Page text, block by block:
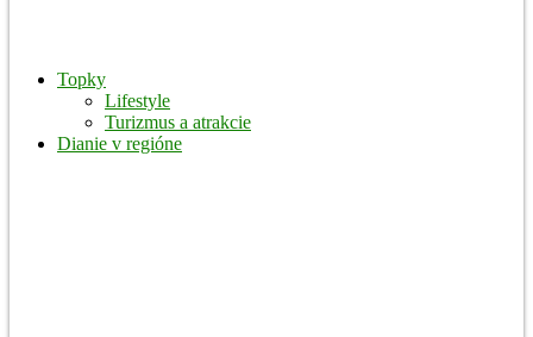
Topky
Lifestyle
Turizmus a atrakcie
Dianie v regióne